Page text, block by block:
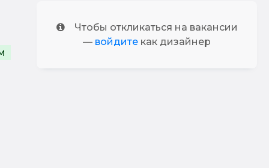
Чтобы откликаться на вакансии
— войдите как дизайнер